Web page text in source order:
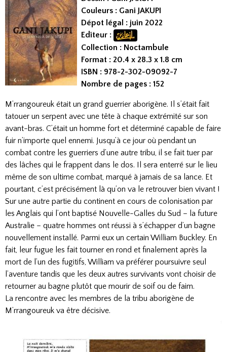
Couleurs : Gani JAKUPI
Dépot légal : juin 2022
Editeur :
Collection : Noctambule
Format : 20.4 x 28.3 x 1.8 cm
ISBN : 978-2-302-09092-7
Nombre de pages : 152
M’rrangoureuk était un grand guerrier aborigène. Il s’était fait
tatouer un serpent avec une tête à chaque extrémité sur son
avant-bras. C’était un homme fort et déterminé capable de faire
fuir n’importe quel ennemi. Jusqu’à ce jour où pendant un
combat contre les guerriers d’une autre tribu, il se fait tuer par
des lâches qui le frappent dans le dos. Il sera enterré sur le lieu
même de son ultime combat, marqué à jamais de sa lance. Et
pourtant, c’est précisément là qu’on va le retrouver bien vivant !
Sur une autre partie du continent en cours de colonisation par
les Anglais qui l’ont baptisé Nouvelle-Galles du Sud – la future
Australie – quatre hommes ont réussi à s’échapper d’un bagne
nouvellement installé. Parmi eux un certain William Buckley. En
fait, leur fugue les fait tourner en rond et finalement après la
mort de l’un des fugitifs, William va préférer poursuivre seul
l’aventure tandis que les deux autres survivants vont choisir de
retourner au bagne plutôt que mourir de soif ou de faim.
La rencontre avec les membres de la tribu aborigène de
M’rrangoureuk va être décisive.